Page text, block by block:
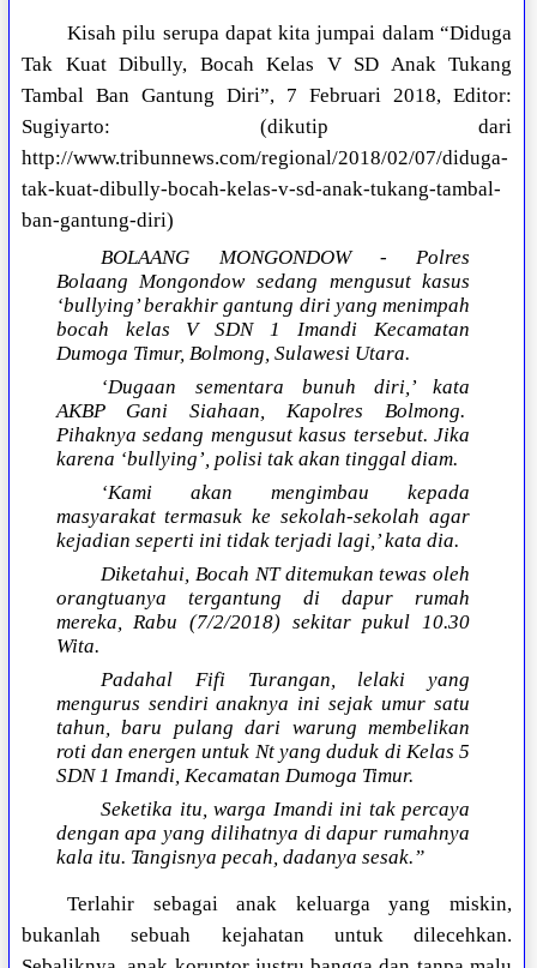
Kisah pilu serupa dapat kita jumpai dalam “Diduga
Tak Kuat Dibully, Bocah Kelas V SD Anak Tukang
Tambal Ban Gantung Diri”, 7 Februari 2018, Editor:
Sugiyarto: (dikutip dari
http://www.tribunnews.com/regional/2018/02/07/diduga-
tak-kuat-dibully-bocah-kelas-v-sd-anak-tukang-tambal-
ban-gantung-diri)
BOLAANG MONGONDOW - Polres
Bolaang Mongondow sedang mengusut kasus
‘bullying’ berakhir gantung diri yang menimpah
bocah kelas V SDN 1 Imandi Kecamatan
Dumoga Timur, Bolmong, Sulawesi Utara.
‘Dugaan sementara bunuh diri,’ kata
AKBP Gani Siahaan, Kapolres Bolmong.
Pihaknya sedang mengusut kasus tersebut. Jika
karena ‘bullying’, polisi tak akan tinggal diam.
‘Kami akan mengimbau kepada
masyarakat termasuk ke sekolah-sekolah agar
kejadian seperti ini tidak terjadi lagi,’ kata dia.
Diketahui, Bocah NT ditemukan tewas oleh
orangtuanya tergantung di dapur rumah
mereka, Rabu (7/2/2018) sekitar pukul 10.30
Wita.
Padahal Fifi Turangan, lelaki yang
mengurus sendiri anaknya ini sejak umur satu
tahun, baru pulang dari warung membelikan
roti dan energen untuk Nt yang duduk di Kelas 5
SDN 1 Imandi, Kecamatan Dumoga Timur.
Seketika itu, warga Imandi ini tak percaya
dengan apa yang dilihatnya di dapur rumahnya
kala itu. Tangisnya pecah, dadanya sesak.”
Terlahir sebagai anak keluarga yang miskin,
bukanlah sebuah kejahatan untuk dilecehkan.